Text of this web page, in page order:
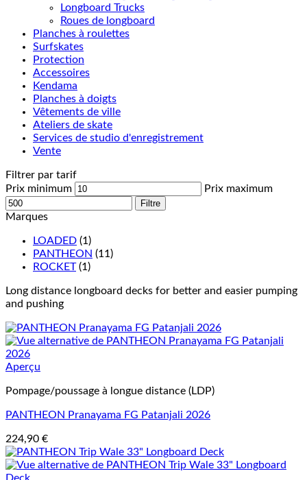
Longboard Trucks
Roues de longboard
Planches à roulettes
Surfskates
Protection
Accessoires
Kendama
Planches à doigts
Vêtements de ville
Ateliers de skate
Services de studio d'enregistrement
Vente
Filtrer par tarif
Prix minimum
Prix maximum
Filtre
Marques
LOADED (1)
PANTHEON (11)
ROCKET (1)
Long distance longboard decks for better and easier pumping
and pushing
Aperçu
Pompage/poussage à longue distance (LDP)
PANTHEON Pranayama FG Patanjali 2026
224,90 €